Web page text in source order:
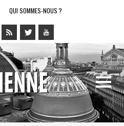
QUI SOMMES-NOUS ?